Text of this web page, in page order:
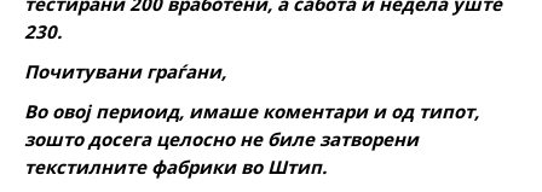
230.
Почитувани граѓани,
Во овој периоид, имаше коментари и од типот,
зошто досега целосно не биле затворени
текстилните фабрики во Штип.